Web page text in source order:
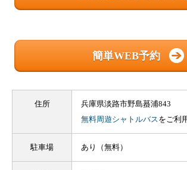
簡単WEB予約
住所
兵庫県淡路市野島蟇浦843
無料周遊シャトルバスをご利
駐車場 あり（無料）